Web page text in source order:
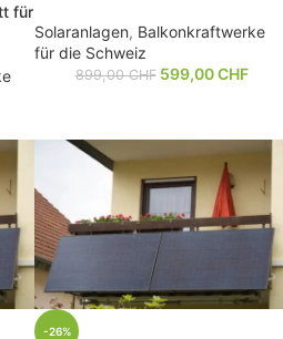
für
Solaranlagen, Balkonkraftwerke
für die Schweiz
899,00CHF 599,00CHF
-26%